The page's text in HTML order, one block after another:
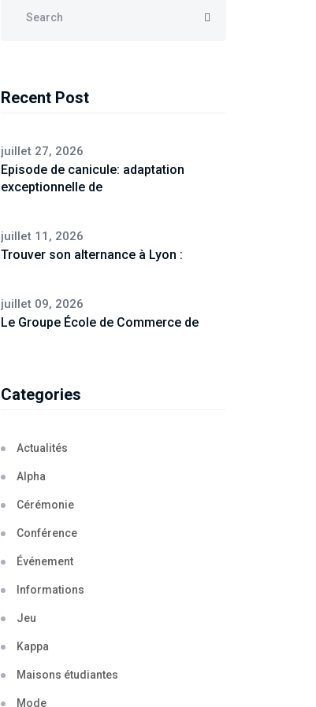
Recent Post
juillet 27, 2026
Episode de canicule: adaptation
exceptionnelle de
juillet 11, 2026
Trouver son alternance à Lyon :
juillet 09, 2026
Le Groupe École de Commerce de
Categories
Actualités
Alpha
Cérémonie
Conférence
Événement
Informations
Jeu
Kappa
Maisons étudiantes
Mode